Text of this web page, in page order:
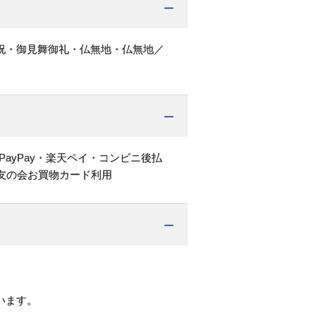
御見舞御礼・仏無地・仏無地／
・楽天ペイ・コンビニ後払
の会お買物カード利用
す。